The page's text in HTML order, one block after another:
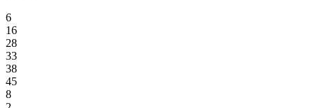
6
16
28
33
38
45
8